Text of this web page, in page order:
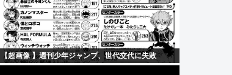
【超画像 】週刊少年ジャンプ、世代交代に失敗